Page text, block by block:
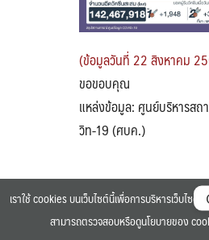
(ข้อมูลวันที่ 22 สิงหาคม
ขอขอบคุณ
แหล่งข้อมูล: ศูนย์บริหารสถ
วิท-19 (ศบค.)
©2025 BANGKOK UNIVERSITY. ALL
เราใช้ cookies บนเว็บไซต์นี้เพื่อการบริหารเว็บไซ
สามารถตรวจสอบหรือดูนโยบายของ